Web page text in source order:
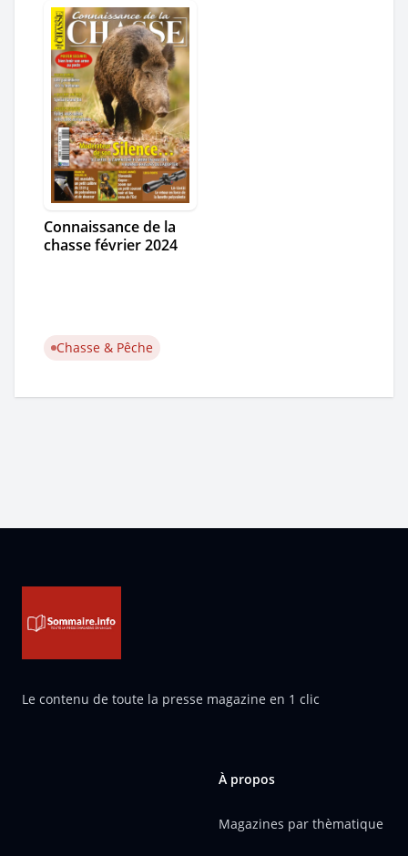
Connaissance de la
chasse février 2024
Chasse & Pêche
Le contenu de toute la presse magazine en 1 clic
À propos
Magazines par thèmatique